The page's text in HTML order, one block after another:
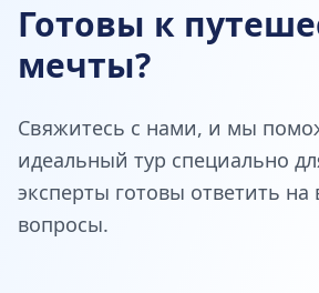
Готовы к
мечты?
Свяжитесь с нами, и мы
идеальный тур специально
эксперты готовы ответить на
вопросы.